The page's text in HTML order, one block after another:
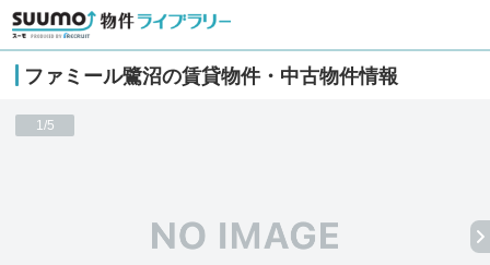
ファミール鷺沼の賃貸物件・中古物件情報
1/5